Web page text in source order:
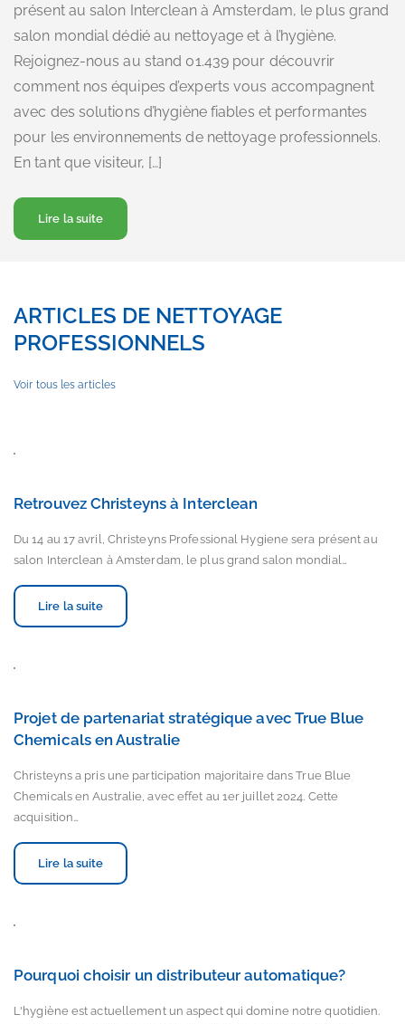
présent au salon Interclean à Amsterdam, le plus grand
salon mondial dédié au nettoyage et à l’hygiène.
Rejoignez-nous au stand 01.439 pour découvrir
comment nos équipes d’experts vous accompagnent
avec des solutions d’hygiène fiables et performantes
pour les environnements de nettoyage professionnels.
En tant que visiteur, […]
Lire la suiteA propos Retrouvez Christeyns à Interclean
ARTICLES DE NETTOYAGE
PROFESSIONNELS
Voir tous les articles
Retrouvez Christeyns à Interclean
Du 14 au 17 avril, Christeyns Professional Hygiene sera présent au
salon Interclean à Amsterdam, le plus grand salon mondial…
Lire la suite
Projet de partenariat stratégique avec True Blue
Chemicals en Australie
Christeyns a pris une participation majoritaire dans True Blue
Chemicals en Australie, avec effet au 1er juillet 2024. Cette
acquisition…
Lire la suite
Pourquoi choisir un distributeur automatique?
L'hygiène est actuellement un aspect qui domine notre quotidien.